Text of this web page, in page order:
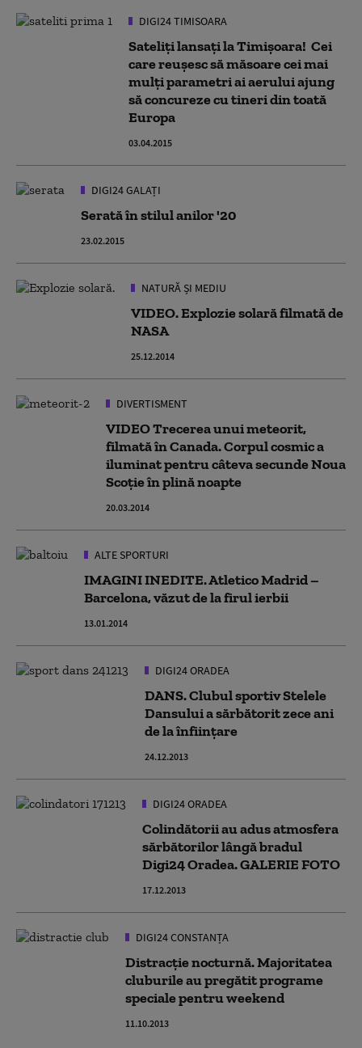
DIGI24 TIMISOARA
Sateliți lansaţi la Timişoara! Cei
care reușesc să măsoare cei mai
mulți parametri ai aerului ajung
să concureze cu tineri din toată
Europa
03.04.2015
DIGI24 GALAȚI
Serată în stilul anilor '20
23.02.2015
NATURĂ ȘI MEDIU
VIDEO. Explozie solară filmată de
NASA
25.12.2014
DIVERTISMENT
VIDEO Trecerea unui meteorit,
filmată în Canada. Corpul cosmic a
iluminat pentru câteva secunde Noua
Scoţie în plină noapte
20.03.2014
ALTE SPORTURI
IMAGINI INEDITE. Atletico Madrid –
Barcelona, văzut de la firul ierbii
13.01.2014
DIGI24 ORADEA
DANS. Clubul sportiv Stelele
Dansului a sărbătorit zece ani
de la înființare
24.12.2013
DIGI24 ORADEA
Colindătorii au adus atmosfera
sărbătorilor lângă bradul
Digi24 Oradea. GALERIE FOTO
17.12.2013
DIGI24 CONSTANȚA
Distracţie nocturnă. Majoritatea
cluburile au pregătit programe
speciale pentru weekend
11.10.2013